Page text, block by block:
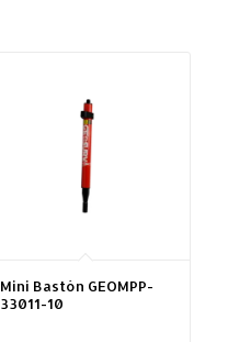
Mini Bastón GEOMPP-
33011-10